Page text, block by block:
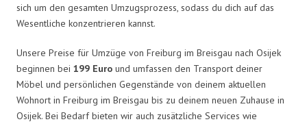
sich um den gesamten Umzugsprozess, sodass du dich auf das
Wesentliche konzentrieren kannst.
Unsere Preise für Umzüge von Freiburg im Breisgau nach Osijek
beginnen bei 199 Euro und umfassen den Transport deiner
Möbel und persönlichen Gegenstände von deinem aktuellen
Wohnort in Freiburg im Breisgau bis zu deinem neuen Zuhause in
Osijek. Bei Bedarf bieten wir auch zusätzliche Services wie